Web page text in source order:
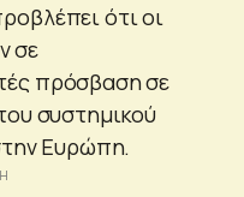
ότι οι
σε
πρόσβαση σε
συστημικού
Ευρώπη.